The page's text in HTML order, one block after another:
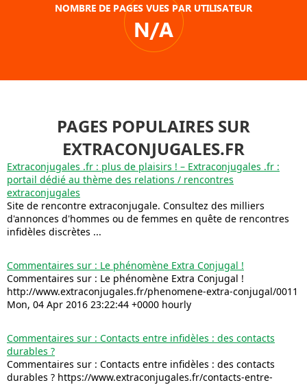
NOMBRE DE PAGES VUES PAR UTILISATEUR
N/A
PAGES POPULAIRES SUR
EXTRACONJUGALES.FR
Extraconjugales .fr : plus de plaisirs ! – Extraconjugales .fr :
portail dédié au thème des relations / rencontres
extraconjugales
Site de rencontre extraconjugale. Consultez des milliers
d'annonces d'hommes ou de femmes en quête de rencontres
infidèles discrètes ...
Commentaires sur : Le phénomène Extra Conjugal !
Commentaires sur : Le phénomène Extra Conjugal !
http://www.extraconjugales.fr/phenomene-extra-conjugal/0011
Mon, 04 Apr 2016 23:22:44 +0000 hourly
Commentaires sur : Contacts entre infidèles : des contacts
durables ?
Commentaires sur : Contacts entre infidèles : des contacts
durables ? https://www.extraconjugales.fr/contacts-entre-